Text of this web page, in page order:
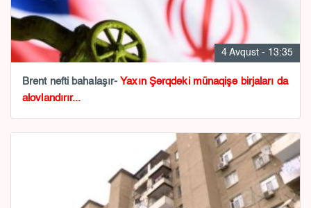
4 Avqust - 13:35
Brent nefti bahalaşır-Yaxın Şərqdəki münaqişə birjaları da
alovlandırır...